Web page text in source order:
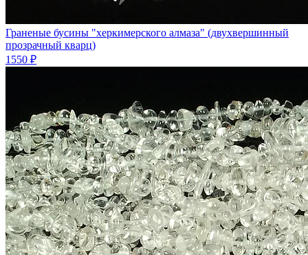
Граненые бусины "херкимерского алмаза" (двухвершинный
прозрачный кварц)
1550 ₽